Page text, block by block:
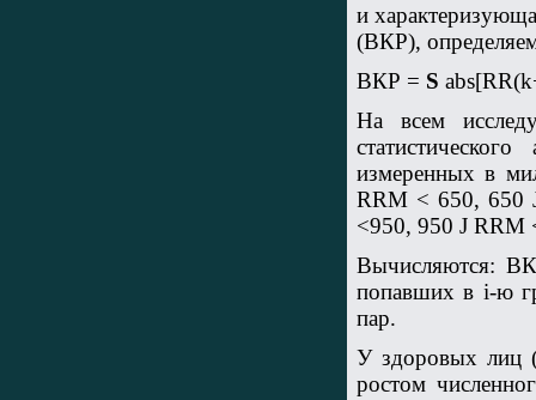
и
(ВКР),
ВКР = S
На всем
измеренных в
RRM < 650, 650
<950, 950 Ј RRM
Вычисляются:
попавших в i-ю
пар.
У здоровых лиц
ростом